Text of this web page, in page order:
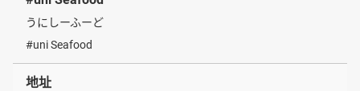
うにしーふーど
#uni Seafood
地址